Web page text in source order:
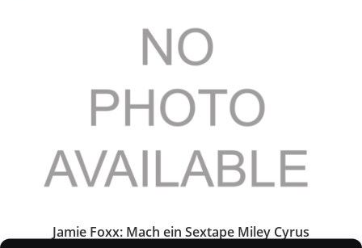
Jamie Foxx: Mach ein Sextape Miley Cyrus